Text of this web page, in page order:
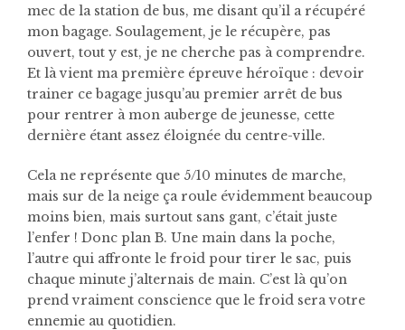
mec de la station de bus, me disant qu’il a récupéré
mon bagage. Soulagement, je le récupère, pas
ouvert, tout y est, je ne cherche pas à comprendre.
Et là vient ma première épreuve héroïque : devoir
trainer ce bagage jusqu’au premier arrêt de bus
pour rentrer à mon auberge de jeunesse, cette
dernière étant assez éloignée du centre-ville.
Cela ne représente que 5/10 minutes de marche,
mais sur de la neige ça roule évidemment beaucoup
moins bien, mais surtout sans gant, c’était juste
l’enfer ! Donc plan B. Une main dans la poche,
l’autre qui affronte le froid pour tirer le sac, puis
chaque minute j’alternais de main. C’est là qu’on
prend vraiment conscience que le froid sera votre
ennemie au quotidien.